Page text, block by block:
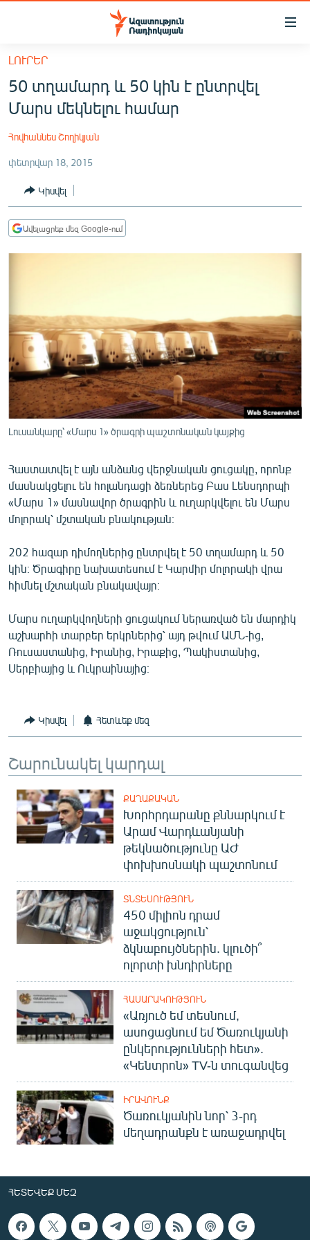
Մատչելիության
հիմնական
բովանդակությանը
Անցնել
հիմնական
մենյուին
ՀԱՅԱՍՏԱՆ
ՔԱՂԱՔԱԿԱՆ
ԸՆՏՐՈՒԹՅՈՒՆՆԵՐ 2026
ԻՐԱՎՈՒՆՔ
ՀԱՍԱՐԱԿՈՒԹՅՈՒՆ
ՏՆՏԵՍՈՒԹՅՈՒՆ
ՄԻՋԱԶԳԱՅԻՆ
ՄՇԱԿՈՒՅԹ
ՍՊՈՐՏ
ՄԵԿՆԱԲԱՆՈՒԹՅՈՒՆ
ՏՏ ԵՒ ԻՆՏԵՐՆԵՏ
ԱՐԽԻՎ
ՏԵՍԱՆՅՈՒԹԵՐ
ԲԱՆԱՎԵՃ
ՁԳՏԵԼՈՎ ԼԱՎԱԳՈՒՅՆԻՆ
ՓՈԴՔԱՍԹ
English
Русский
«Ազատության» բոլոր կայքերը
ԼՈՒՐԵՐ
50 տղամարդ և 50 կին է ընտրվել
Մարս մեկնելու համար
Հովհաննես Շողիկյան
փետրվար 18, 2015
Կիսվել
Ավելացրեք մեզ Google-ում
Լուսանկարը՝ «Մարս 1» ծրագրի պաշտոնական կայքից
Հաստատվել է այն անձանց վերջնական ցուցակը, որոնք
մասնակցելու են հոլանդացի ձեռներեց Բաս Լենսդորպի
«Մարս 1» մասնավոր ծրագրին և ուղարկվելու են Մարս
մոլորակ՝ մշտական բնակության։
202 հազար դիմողներից ընտրվել է 50 տղամարդ և 50
կին։ Ծրագիրը նախատեսում է Կարմիր մոլորակի վրա
հիմնել մշտական բնակավայր։
Մարս ուղարկվողների ցուցակում ներառված են մարդիկ
աշխարհի տարբեր երկրներից՝ այդ թվում ԱՄՆ-ից,
Ռուսաստանից, Իրանից, Իրաքից, Պակիստանից,
Սերբիայից և Ուկրաինայից։
Կիսվել Հետևեք մեզ
Շարունակել կարդալ
ՔԱՂԱՔԱԿԱՆ
Խորհրդարանը քննարկում է
Արամ Վարդևանյանի
թեկնածությունը ԱԺ
փոխխոսնակի պաշտոնում
ՏՆՏԵՍՈՒԹՅՈՒՆ
450 միլիոն դրամ
աջակցություն՝
ձկնաբույծներին. կլուծի՞
ոլորտի խնդիրները
ՀԱՍԱՐԱԿՈՒԹՅՈՒՆ
«Առյուծ եմ տեսնում,
ասոցացնում եմ Ծառուկյանի
ընկերությունների հետ».
«Կենտրոն» TV-ն տուգանվեց
ԻՐԱՎՈՒՆՔ
Ծառուկյանին նոր՝ 3-րդ
մեղադրանքն է առաջադրվել
ՀԵՏԵՎԵՔ ՄԵԶ